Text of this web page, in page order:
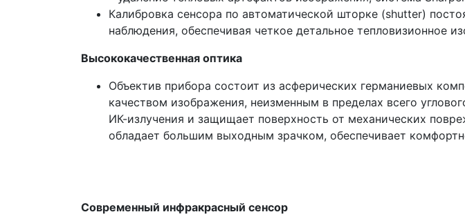
Калибровка сенсора по автоматической шторке (shutter)
наблюдения, обеспечивая четкое детальное тепловизионное
Высококачественная оптика
Объектив прибора состоит из асферических германиевых
качеством изображения, неизменным в пределах всего
ИК-излучения и защищает поверхность от механических
обладает большим выходным зрачком, обеспечивает
Современный инфракрасный сенсор